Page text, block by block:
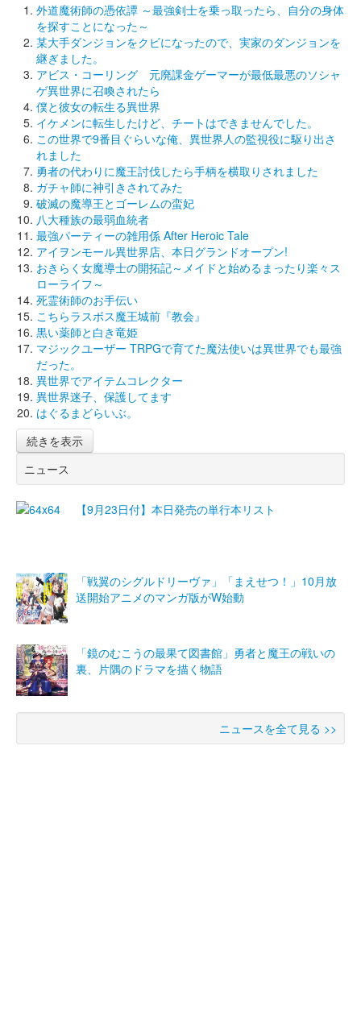
外道魔術師の憑依譚 ～最強剣士を乗っ取ったら、自分の身体
を探すことになった～
某大手ダンジョンをクビになったので、実家のダンジョンを
継ぎました。
アビス・コーリング 元廃課金ゲーマーが最低最悪のソシャ
ゲ異世界に召喚されたら
僕と彼女の転生る異世界
イケメンに転生したけど、チートはできませんでした。
この世界で9番目ぐらいな俺、異世界人の監視役に駆り出さ
れました
勇者の代わりに魔王討伐したら手柄を横取りされました
ガチャ師に神引きされてみた
破滅の魔導王とゴーレムの蛮妃
八大種族の最弱血統者
最強パーティーの雑用係 After Heroic Tale
アイヲンモール異世界店、本日グランドオープン!
おきらく女魔導士の開拓記～メイドと始めるまったり楽々ス
ローライフ～
死霊術師のお手伝い
こちらラスボス魔王城前『教会』
黒い薬師と白き竜姫
マジックユーザー TRPGで育てた魔法使いは異世界でも最強
だった。
異世界でアイテムコレクター
異世界迷子、保護してます
はぐるまどらいぶ。
続きを表示
ニュース
【9月23日付】本日発売の単行本リスト
「戦翼のシグルドリーヴァ」「まえせつ！」10月放
送開始アニメのマンガ版がW始動
「鏡のむこうの最果て図書館」勇者と魔王の戦いの
裏、片隅のドラマを描く物語
ニュースを全て見る >>